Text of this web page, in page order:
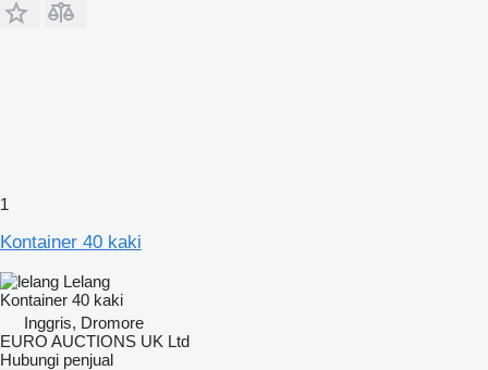
1
Kontainer 40 kaki
Lelang
Kontainer 40 kaki
Inggris, Dromore
EURO AUCTIONS UK Ltd
Hubungi penjual